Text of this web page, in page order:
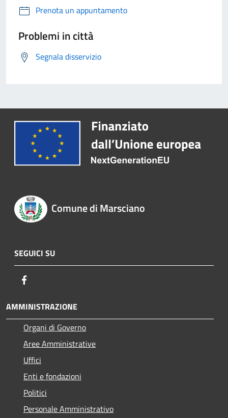
Prenota un appuntamento
Problemi in città
Segnala disservizio
Comune di Marsciano
SEGUICI SU
AMMINISTRAZIONE
Organi di Governo
Aree Amministrative
Uffici
Enti e fondazioni
Politici
Personale Amministrativo